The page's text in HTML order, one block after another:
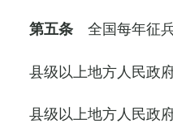
第五条 全国每年征
县级以上地方人民政
县级以上地方人民政